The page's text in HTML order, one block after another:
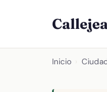
Inicio